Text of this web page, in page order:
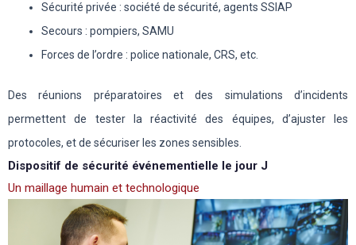
Sécurité privée : société de sécurité, agents SSIAP
Secours : pompiers, SAMU
Forces de l’ordre : police nationale, CRS, etc.
Des réunions préparatoires et des simulations d’incidents
permettent de tester la réactivité des équipes, d’ajuster les
protocoles, et de sécuriser les zones sensibles.
Dispositif de sécurité événementielle le jour J
Un maillage humain et technologique